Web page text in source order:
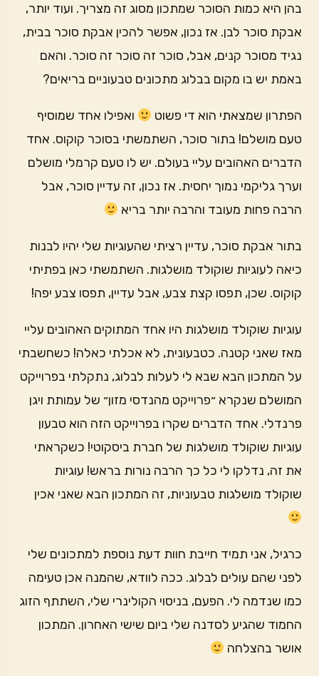
בהן היא כמות הסוכר שמתכון מסוג זה מצריך. ועוד יותר,
אבקת סוכר לבן. אז נכון, אפשר להכין אבקת סוכר בבית,
נגיד מסוכר קנים, אבל, סוכר זה סוכר זה סוכר. והאם
באמת יש בו מקום בבלוג מתכונים טבעוניים בריאים?
הפתרון שמצאתי הוא די פשוט
ואפילו אחד שמוסיף
טעם מושלם! בתור סוכר, השתמשתי בסוכר קוקוס. אחד
הדברים האהובים עליי בעולם. יש לו טעם קרמלי מושלם
וערך גליקמי נמוך יחסית. אז נכון, זה עדיין סוכר, אבל
הרבה פחות מעובד והרבה יותר בריא
בתור אבקת סוכר, עדיין רציתי שהעוגיות שלי יהיו לבנות
כיאה לעוגיות שוקולד מושלגות. השתמשתי כאן בפתיתי
קוקוס. שכן, תפסו קצת צבע, אבל עדיין, תפסו צבע יפה!
עוגיות שוקולד מושלגות היו אחד המתוקים האהובים עליי
מאז שאני קטנה. כטבעונית, לא אכלתי כאלה! כשחשבתי
על המתכון הבא שבא לי לעלות לבלוג, נתקלתי בפרוייקט
המושלם שנקרא ״פרוייקט מהנדסי מזון״ של עמותת ויגן
פרנדלי. אחד הדברים שקרו בפרוייקט הזה הוא טבעון
עוגיות שוקולד מושלגות של חברת ביסקוטי! כשקראתי
את זה, נדלקו לי כל כך הרבה נורות בראש! עוגיות
שוקולד מושלגות טבעוניות, זה המתכון הבא שאני אכין
כרגיל, אני תמיד חייבת חוות דעת נוספת למתכונים שלי
לפני שהם עולים לבלוג. ככה לוודא, שהמנה אכן טעימה
כמו שנדמה לי. הפעם, בניסוי הקולינרי שלי, השתתף הזוג
החמוד שהגיע לסדנה שלי ביום שישי האחרון. המתכון
אושר בהצלחה